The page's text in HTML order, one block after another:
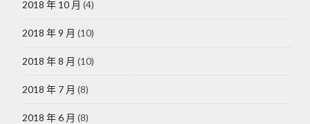
2018 年 10 月 (4)
2018 年 9 月 (10)
2018 年 8 月 (10)
2018 年 7 月 (8)
2018 年 6 月 (8)